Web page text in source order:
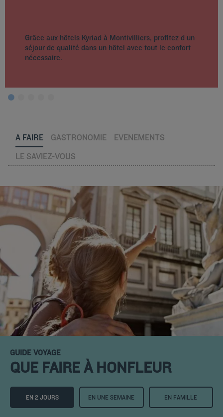
Grâce aux hôtels Kyriad à Montivilliers, profitez d un
séjour de qualité dans un hôtel avec tout le confort
nécessaire.
A FAIRE GASTRONOMIE
EVENEMENTS
LE SAVIEZ-VOUS
GUIDE VOYAGE
QUE FAIRE À HONFLEUR
EN 2 JOURS EN UNE SEMAINE EN FAMILLE